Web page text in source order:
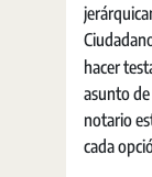
hacer
asunto
notario
cada